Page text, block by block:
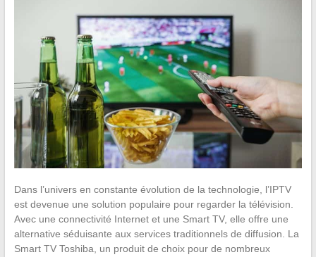
Dans l’univers en constante évolution de la technologie, l’IPTV
est devenue une solution populaire pour regarder la télévision.
Avec une connectivité Internet et une Smart TV, elle offre une
alternative séduisante aux services traditionnels de diffusion. La
Smart TV Toshiba, un produit de choix pour de nombreux